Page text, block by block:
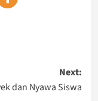
Next:
dan Nyawa Siswa